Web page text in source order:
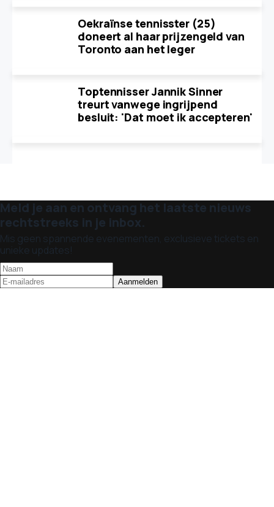
Oekraïnse tennisster (25)
doneert al haar prijzengeld van
Toronto aan het leger
Toptennisser Jannik Sinner
treurt vanwege ingrijpend
besluit: 'Dat moet ik accepteren'
Meld je aan en ontvang het laatste nieuws
rechtstreeks in je inbox.
Mis geen spannende evenementen, exclusieve tickets en
unieke updates!